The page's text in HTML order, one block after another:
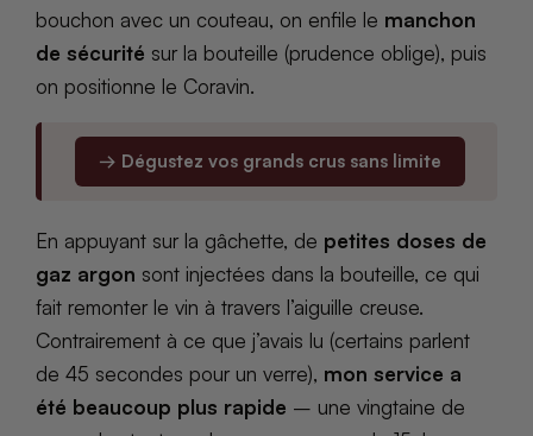
bouchon avec un couteau, on enfile le manchon
de sécurité sur la bouteille (prudence oblige), puis
on positionne le Coravin.
→ Dégustez vos grands crus sans limite
En appuyant sur la gâchette, de petites doses de
gaz argon sont injectées dans la bouteille, ce qui
fait remonter le vin à travers l’aiguille creuse.
Contrairement à ce que j’avais lu (certains parlent
de 45 secondes pour un verre), mon service a
été beaucoup plus rapide – une vingtaine de